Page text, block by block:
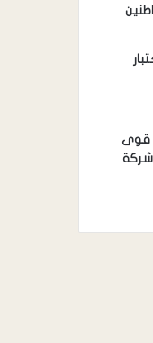
قوى
شركة